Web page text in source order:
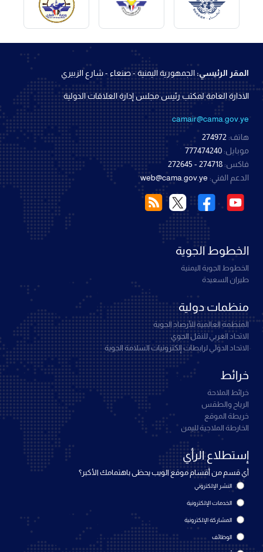
المقر الرئيسي:الجمهورية اليمنية - صنعاء - شارع الزبيري
الادارة العامة لمكتب رئيس مجلس إدارة العلاقات الدولية
camair@cama.gov.ye
هاتف: 274972
موبايل: 777474240
فاكس: 274718 - 272645
الدعم الفني: web@cama.gov.ye
الخطوط الجوية
الخطوط الجوية اليمنية
طيران السعيدة
منظمات دولية
المنظمة العالمية للأرصاد الجوية
الاتحاد العربي للنقل الجوي
الاتحاد الدولي لرابطات إلكترونيات السلامة الجوية
خرائط
خرائط الملاحة
الرياح والطقس
خريطة الموقع
الخارطة الملاحية لليمن
إستطلاع الرأي
أي قسم من أقسام موقع الويب يحظى باهتمامك الأكبر؟
النشر الإلكتروني
الخدمات الإلكترونية
المشاركة الإلكترونية
الوظائف